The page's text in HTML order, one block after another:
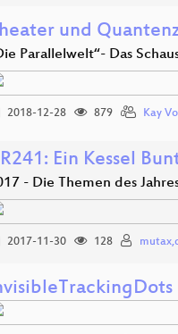
und
Parallelwelt“- Das
2018-12-28 879 Kay
Ein Kessel
- Die Themen des
2017-11-30 128